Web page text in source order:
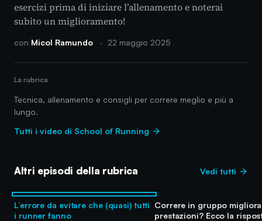
esercizi prima di iniziare l’allenamento e noterai
subito un miglioramento!
con Micol Ramundo · 22 maggio 2025
La rubrica
Tecnica, allenamento e consigli per correre meglio e più a
lungo.
Tutti i video di School of Running
Altri episodi della rubrica Vedi tutti
L’errore da evitare che (quasi) tutti
i runner fanno
Correre in gruppo
prestazioni? Ecco la